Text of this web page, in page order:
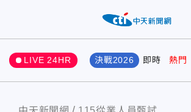
LIVE 24HR 決戰2026 即時 熱門